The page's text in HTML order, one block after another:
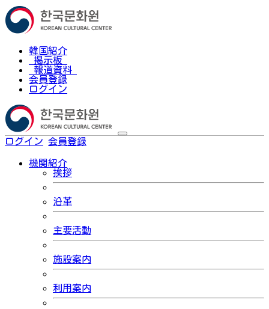
韓国紹介
掲示板
報道資料
会員登録
ログイン
ログイン 会員登録
機関紹介
挨拶
沿革
主要活動
施設案内
利用案内